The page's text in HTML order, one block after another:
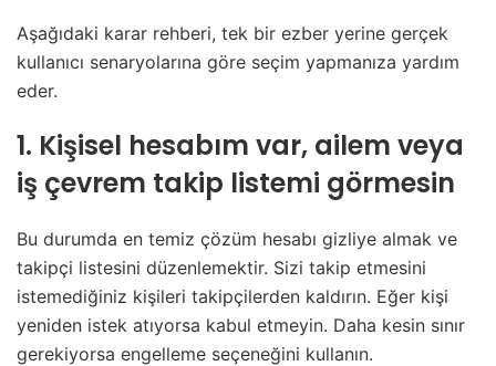
Aşağıdaki karar rehberi, tek bir ezber yerine gerçek
kullanıcı senaryolarına göre seçim yapmanıza yardım
eder.
1. Kişisel hesabım var, ailem veya
iş çevrem takip listemi görmesin
Bu durumda en temiz çözüm hesabı gizliye almak ve
takipçi listesini düzenlemektir. Sizi takip etmesini
istemediğiniz kişileri takipçilerden kaldırın. Eğer kişi
yeniden istek atıyorsa kabul etmeyin. Daha kesin sınır
gerekiyorsa engelleme seçeneğini kullanın.